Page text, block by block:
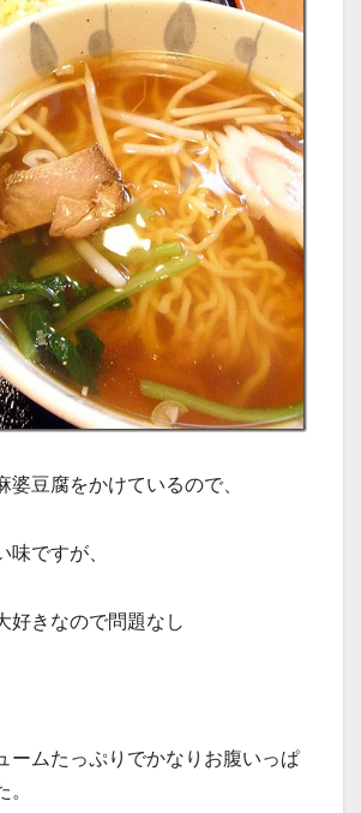
婆豆腐をかけているので、
味ですが、
好きなので問題なし
ームたっぷりでかなりお腹いっぱ